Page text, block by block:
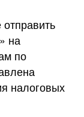
на
по
налоговых